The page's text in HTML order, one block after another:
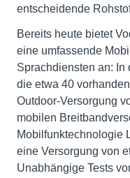
entscheidende
Bereits heute bietet
eine umfassende
Sprachdiensten an: In
die etwa 40
Outdoor-Versorgung
mobilen
Mobilfunktechnologie
eine Versorgung von
Unabhängige Tests